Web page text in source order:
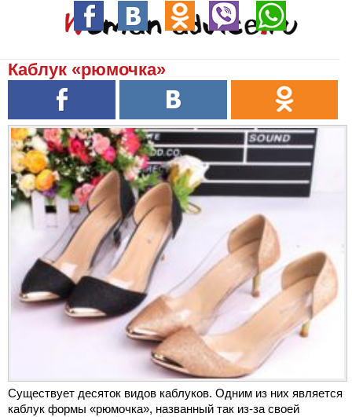
Каблук «рюмочка»
Существует десяток видов каблуков. Одним из них является
каблук формы «рюмочка», названный так из-за своей